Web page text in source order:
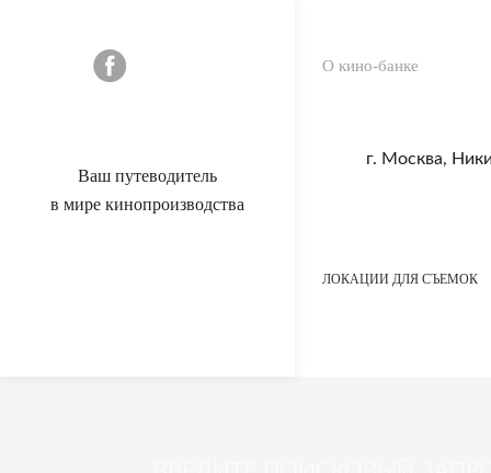
Ваш путеводитель
в мире кинопроизводства
О кино-банке
г. Москва,
ЛОКАЦИИ ДЛЯ СЪЕМОК